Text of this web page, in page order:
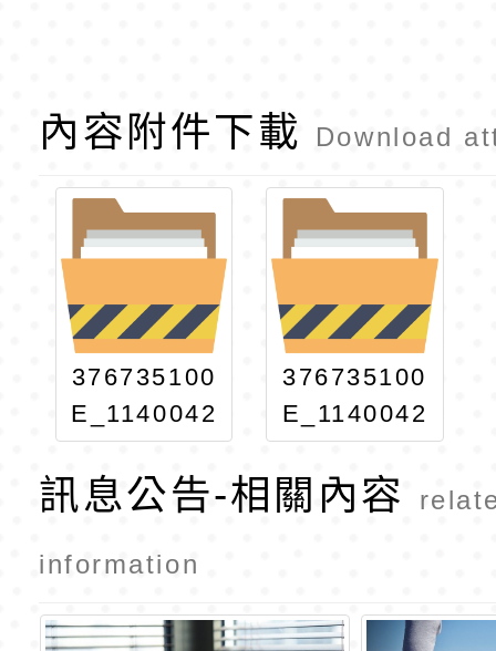
內容附件下載 Download
376735100
E_1140042
945_ATTA
CH1
376735100
E_1140042
945_ATTA
CH2
訊息公告-相關內容
information